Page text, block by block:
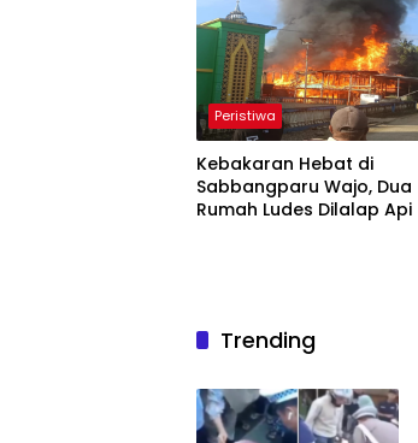
Peristiwa
Kebakaran Hebat di
Sabbangparu Wajo, Dua
Rumah Ludes Dilalap Api
Trending